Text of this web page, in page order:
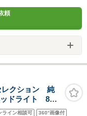
頼
レクション 純
ドライト 8人
ライン相談可 360°画像付